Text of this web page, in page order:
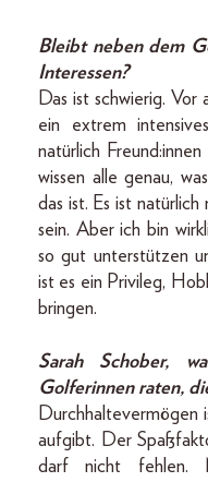
Bleibt neben dem
Interessen?
Das ist schwierig. Vor
ein extrem
natürlich
wissen alle genau,
das ist. Es ist
sein. Aber ich bin
so gut unterstützen
ist es ein Privileg,
bringen.
Sarah Schober,
Golfer­innen raten,
Durchhaltevermögen
aufgibt. Der
darf nicht